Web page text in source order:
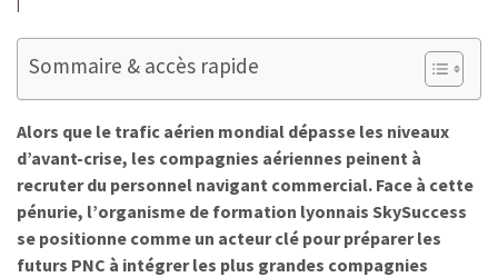
Sommaire & accès rapide
Alors que le trafic aérien mondial dépasse les niveaux
d’avant-crise, les compagnies aériennes peinent à
recruter du personnel navigant commercial. Face à cette
pénurie, l’organisme de formation lyonnais SkySuccess
se positionne comme un acteur clé pour préparer les
futurs PNC à intégrer les plus grandes compagnies